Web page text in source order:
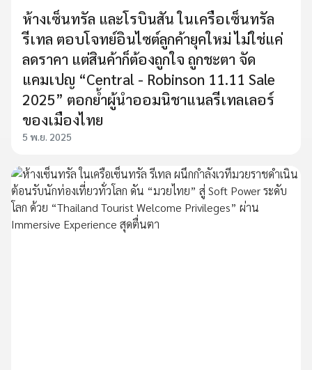
ห้างเซ็นทรัล และโรบินสัน ในเครือเซ็นทรัล
รีเทล ตอบโจทย์อินไซต์ลูกค้ายุคใหม่ ไม่ใช่แค่
ลดราคา แต่สินค้าก็ต้องถูกใจ ถูกชะตา จัด
แคมเปญ “Central - Robinson 11.11 Sale
2025” ตอกย้ำผู้นำออมนิชาแนลรีเทลเลอร์
ของเมืองไทย
5 พ.ย. 2025